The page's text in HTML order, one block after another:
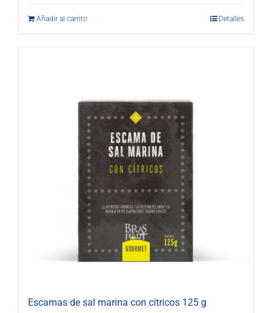
Añadir al carrito Detalles
Escamas de sal marina con cítricos 125 g